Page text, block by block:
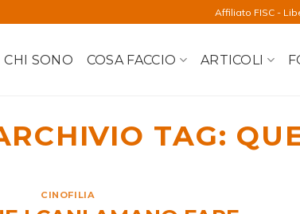
Affiliato FISC -
CHI SONO COSA FACCIO ARTICOLI
TAG:
CINOFILIA